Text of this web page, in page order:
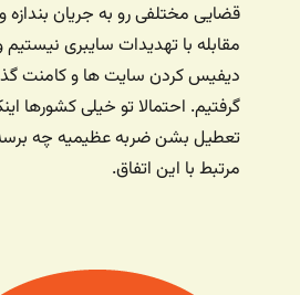
قضایی مختلفی رو به جریان بندازه
مقابله با تهدیدات سایبری
دیفیس کردن سایت ها و کامنت
گرفتیم. احتمالا تو خیلی کشورها
تعطیل بشن ضربه عظیمیه چه برسه
مرتبط با این اتفاق.